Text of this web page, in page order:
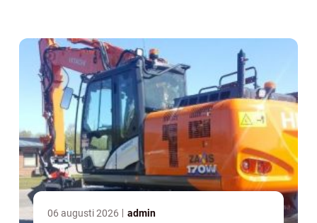
06 augusti 2026 admin